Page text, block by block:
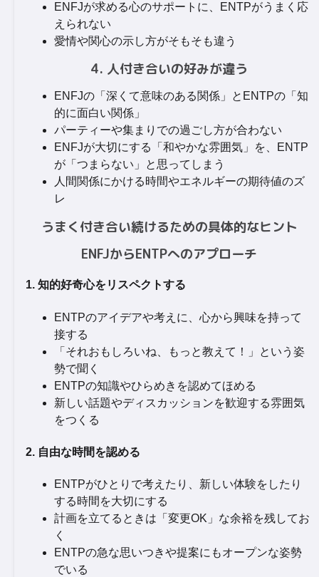
ENFJが求める心のサポートに、ENTPがうまく応
えられない
愛情や関心の示し方がそもそも違う
4. 人付き合いの好みが違う
ENFJの「深くて意味のある関係」とENTPの「知
的に面白い関係」
パーティーや集まりでの過ごし方が合わない
ENFJが大切にする「和やかな雰囲気」を、ENTP
が「つまらない」と思ってしまう
人間関係にかける時間やエネルギーの期待値のズ
レ
うまく付き合い続けるための具体的なヒント
ENFJからENTPへのアプローチ
1. 知的好奇心をリスペクトする
ENTPのアイデアや考えに、心から興味を持って
接する
「それおもしろいね、もっと教えて！」という姿
勢で聞く
ENTPの知識やひらめきを認めてほめる
新しい話題やディスカッションを歓迎する雰囲気
をつくる
2. 自由な時間を認める
ENTPがひとりで考えたり、新しい体験をしたり
する時間を大切にする
計画を立てるときは「変更OK」な余裕を残してお
く
ENTPの急な思いつきや提案にもオープンな姿勢
でいる